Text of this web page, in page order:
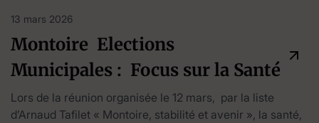
13 mars 2026
Montoire Elections
Municipales : Focus sur la Santé
Lors de la réunion organisée le 12 mars, par la liste
d’Arnaud Tafilet « Montoire, stabilité et avenir », la santé,